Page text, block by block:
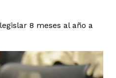
8 meses al año a